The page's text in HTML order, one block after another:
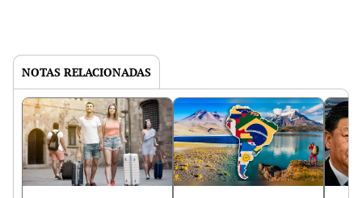
NOTAS RELACIONADAS